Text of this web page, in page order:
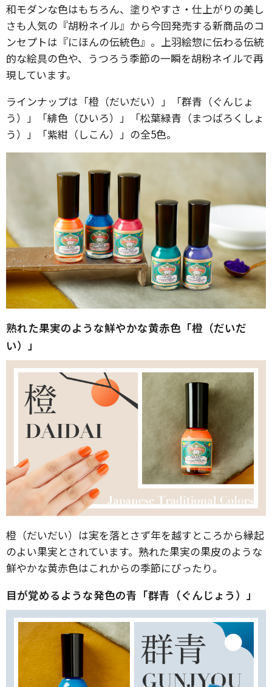
和モダンな色はもちろん、塗りやすさ・仕上がりの美し
さも人気の『胡粉ネイル』から今回発売する新商品のコ
ンセプトは『にほんの伝統色』。上羽絵惣に伝わる伝統
的な絵具の色や、うつろう季節の一瞬を胡粉ネイルで再
現しています。
ラインナップは「橙（だいだい）」「群青（ぐんじょ
う）」「緋色（ひいろ）」「松葉緑青（まつばろくしょ
う）」「紫紺（しこん）」の全5色。
熟れた果実のような鮮やかな黄赤色「橙（だいだ
い）」
橙（だいだい）は実を落とさず年を越すところから縁起
のよい果実とされています。熟れた果実の果皮のような
鮮やかな黄赤色はこれからの季節にぴったり。
目が覚めるような発色の青「群青（ぐんじょう）」